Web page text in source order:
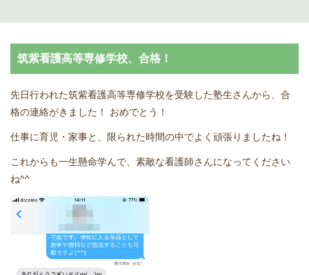
高認塾のご案内
講師紹介
高卒認定試験とは
高卒認定試験にかかる費用
どうやって勉強する？
合格後の進路
筑紫看護高等専修学校、合格！
先日行われた筑紫看護高等専修学校を受験した塾生さんから、合
格の連絡がきました！ おめでとう！
仕事に育児・家事と、限られた時間の中でよく頑張りましたね！
これからも一生懸命学んで、素敵な看護師さんになってください
ね^^